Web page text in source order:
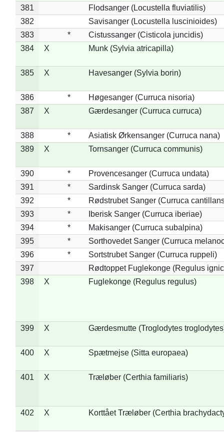
381
Flodsanger (Locustella fluviatilis)
382
Savisanger (Locustella luscinioides)
383
*
Cistussanger (Cisticola juncidis)
384
X Munk (Sylvia atricapilla)
385 X Havesanger (Sylvia borin)
386 *
Høgesanger (Curruca nisoria)
387
X Gærdesanger (Curruca curruca)
388 *
Asiatisk Ørkensanger (Curruca nana)
389
X Tornsanger (Curruca communis)
390 *
Provencesanger (Curruca undata)
391
*
Sardinsk Sanger (Curruca sarda)
392
*
Rødstrubet Sanger (Curruca
393
*
Iberisk Sanger (Curruca iberiae)
394
*
Makisanger (Curruca subalpina)
395
*
Sorthovedet Sanger (Curruca
396
*
Sortstrubet Sanger (Curruca ruppeli)
397
Rødtoppet Fuglekonge (Regulus
398
X Fuglekonge (Regulus regulus)
399 X Gærdesmutte (Troglodytes
400 X Spætmejse (Sitta europaea)
401 X Træløber (Certhia familiaris)
402 X Korttået Træløber (Certhia